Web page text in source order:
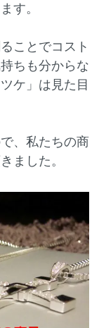
す。
ことでコスト
ちも分からな
ケ」は見た目
、私たちの商
ました。